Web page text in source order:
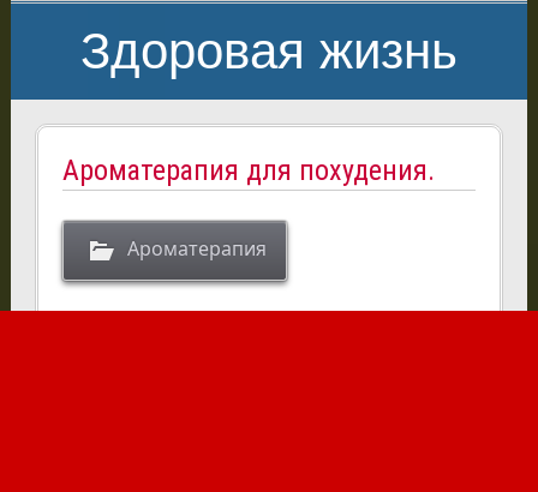
Здоровая жизнь
Ароматерапия для похудения.
Ароматерапия